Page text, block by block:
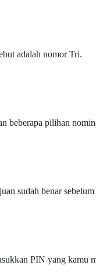
adalah nomor Tri.
beberapa pilihan
sudah benar
PIN yang kamu